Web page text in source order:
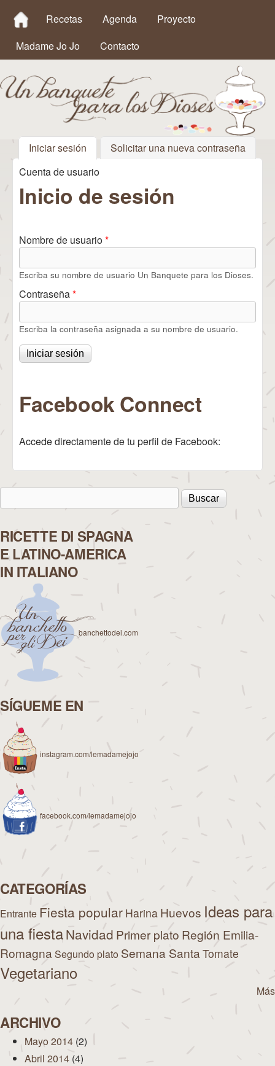
MAIN MENU
Recetas Agenda
Proyecto
Madame Jo Jo
Contacto
Un
Banquete
Dioses
Iniciar sesión (solapa activa)
Solicitar una nueva contraseña
Se encuentra usted aquí
Cuenta de usuario
Inicio de sesión
Nombre de usuario*
Escriba su nombre de usuario Un Banquete para los Dioses.
Contraseña*
Escriba la contraseña asignada a su nombre de usuario.
Facebook Connect
Accede directamente de tu perfil de Facebook:
Formulario de búsqueda
RICETTE DI SPAGNA
E LATINO-AMERICA
IN ITALIANO
banchettodei.com
SÍGUEME EN
instagram.com/lemadamejojo
facebook.com/lemadamejojo
CATEGORÍAS
Entrante Fiesta popular Harina Huevos Ideas para
una fiestaNavidad Primer plato Región Emilia-
Romagna Segundo plato Semana Santa Tomate
Vegetariano
Más
ARCHIVO
Mayo 2014 (2)
Abril 2014 (4)